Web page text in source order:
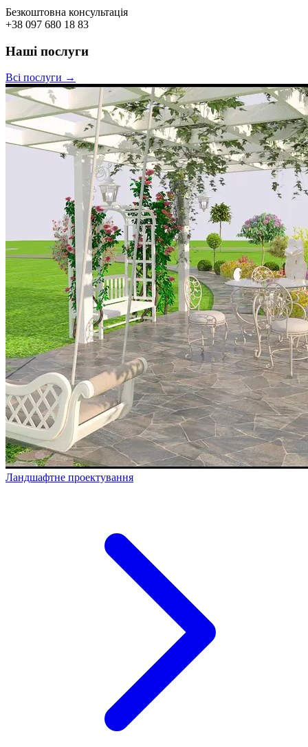
Безкоштовна консультація
+38 097 680 18 83
Наші послуги
Всі послуги →
Ландшафтне проектування